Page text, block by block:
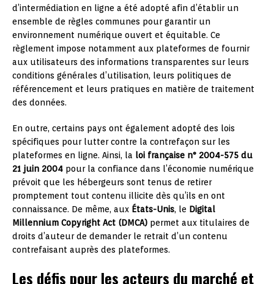
d’intermédiation en ligne a été adopté afin d’établir un
ensemble de règles communes pour garantir un
environnement numérique ouvert et équitable. Ce
règlement impose notamment aux plateformes de fournir
aux utilisateurs des informations transparentes sur leurs
conditions générales d’utilisation, leurs politiques de
référencement et leurs pratiques en matière de traitement
des données.
En outre, certains pays ont également adopté des lois
spécifiques pour lutter contre la contrefaçon sur les
plateformes en ligne. Ainsi, la loi française n° 2004-575 du
21 juin 2004 pour la confiance dans l’économie numérique
prévoit que les hébergeurs sont tenus de retirer
promptement tout contenu illicite dès qu’ils en ont
connaissance. De même, aux États-Unis, le Digital
Millennium Copyright Act (DMCA) permet aux titulaires de
droits d’auteur de demander le retrait d’un contenu
contrefaisant auprès des plateformes.
Les défis pour les acteurs du marché et